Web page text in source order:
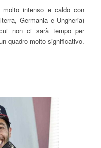
intenso e caldo con
Germania e Ungheria)
non ci sarà tempo per
quadro molto significativo.